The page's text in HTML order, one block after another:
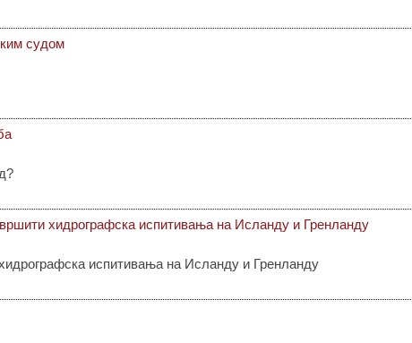
судом
хидрографска испитивања на Исланду и Гренланду
испитивања на Исланду и Гренланду